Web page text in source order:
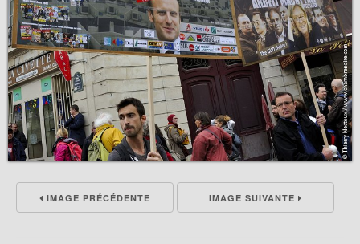
IMAGE PRÉCÉDENTE IMAGE SUIVANTE